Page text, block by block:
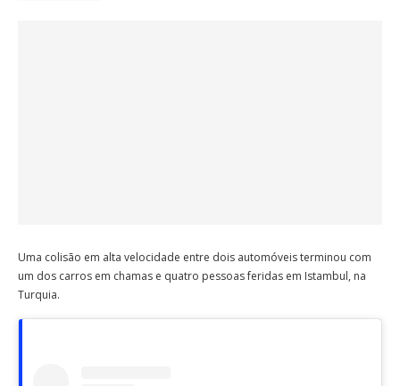
Uma colisão em alta velocidade entre dois automóveis terminou com
um dos carros em chamas e quatro pessoas feridas em Istambul, na
Turquia.